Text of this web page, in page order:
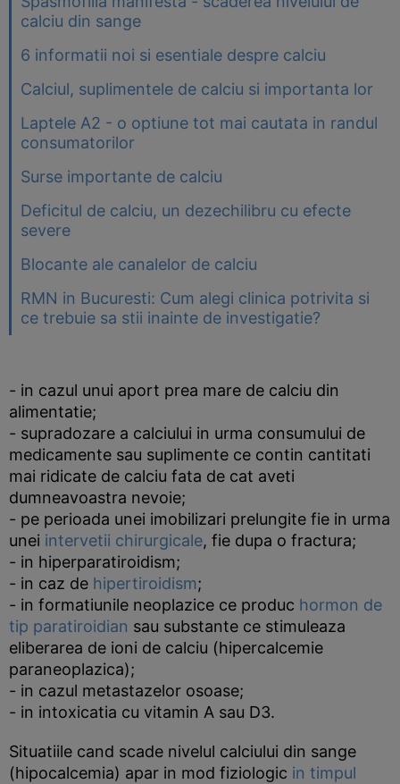
calciu din sange
6 informatii noi si esentiale despre calciu
Calciul, suplimentele de calciu si importanta lor
Laptele A2 - o optiune tot mai cautata in randul
consumatorilor
Surse importante de calciu
Deficitul de calciu, un dezechilibru cu efecte
severe
Blocante ale canalelor de calciu
RMN in Bucuresti: Cum alegi clinica potrivita si
ce trebuie sa stii inainte de investigatie?
- in cazul unui aport prea mare de calciu din
alimentatie;
- supradozare a calciului in urma consumului de
medicamente sau suplimente ce contin cantitati
mai ridicate de calciu fata de cat aveti
dumneavoastra nevoie;
- pe perioada unei imobilizari prelungite fie in urma
unei intervetii chirurgicale, fie dupa o fractura;
- in hiperparatiroidism;
- in caz de hipertiroidism;
- in formatiunile neoplazice ce produc hormon de
tip paratiroidian sau substante ce stimuleaza
eliberarea de ioni de calciu (hipercalcemie
paraneoplazica);
- in cazul metastazelor osoase;
- in intoxicatia cu vitamin A sau D3.
Situatiile cand scade nivelul calciului din sange
(hipocalcemia) apar in mod fiziologic in timpul